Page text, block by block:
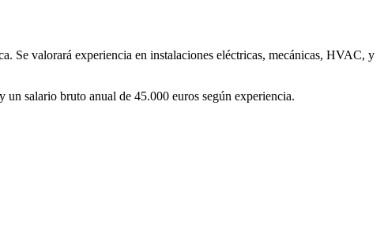
Se valorará experiencia en instalaciones eléctricas, mecánicas, HVAC, y
salario bruto anual de 45.000 euros según experiencia.